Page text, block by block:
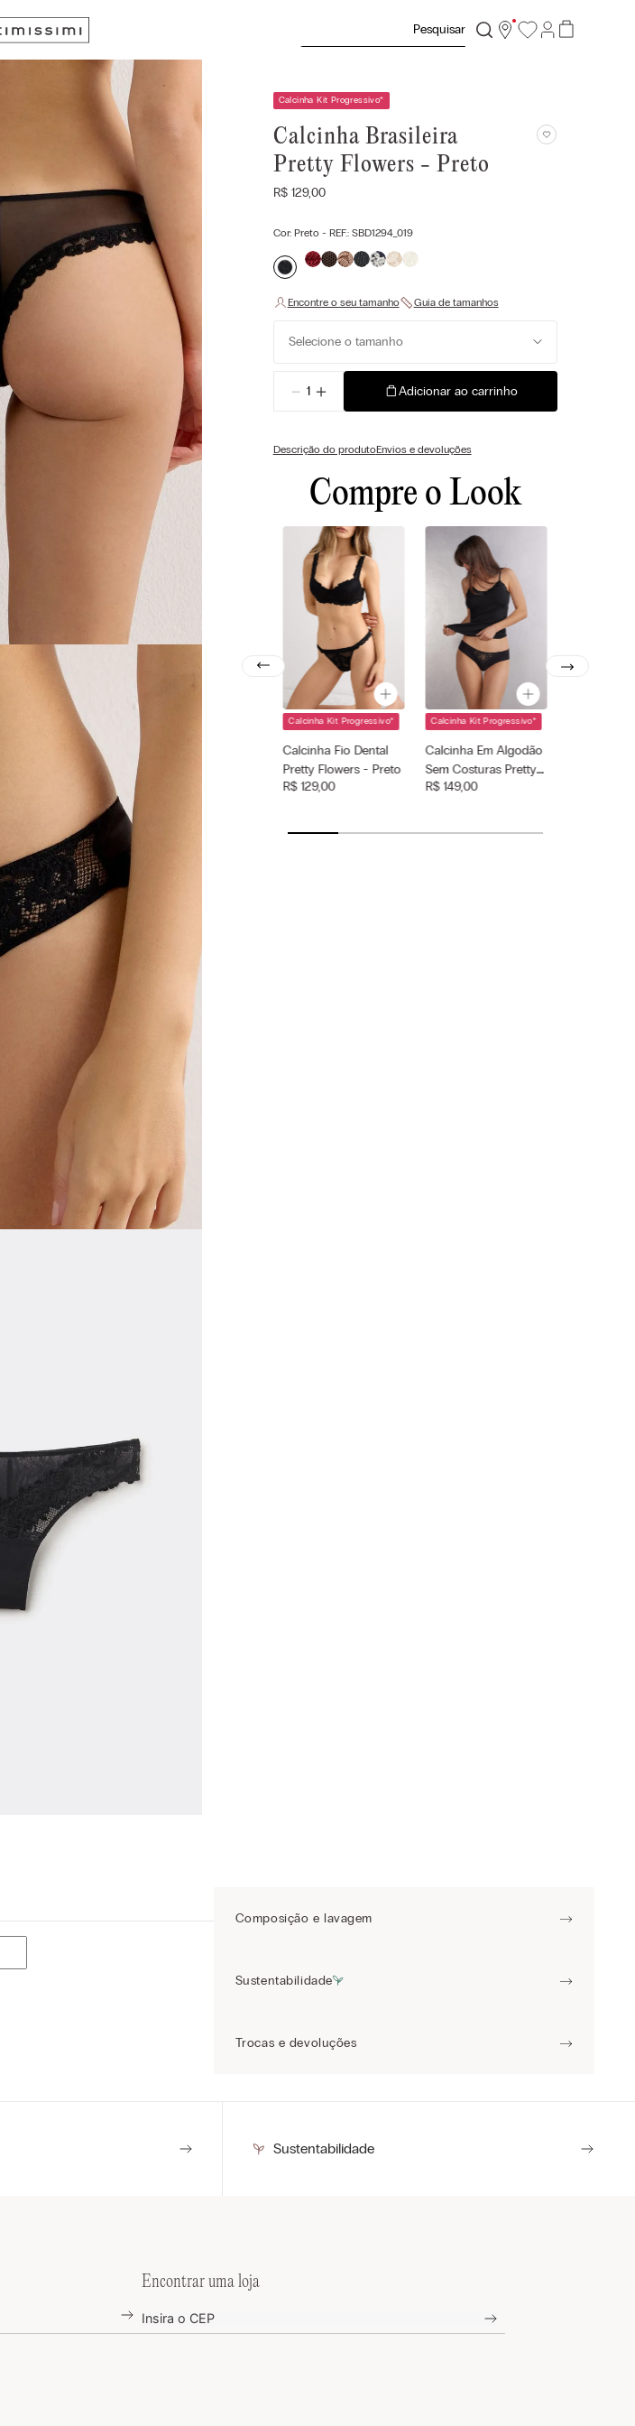
Calcinha Kit Progressivo*
Calcinha Brasileira
Pretty Flowers - Preto
R$ 129,00
Cor: Preto- REF.: SBD1294_019
Selecione o tamanho
＋
－ Adicionar ao carrinho
Descrição do produtoEnvios e devoluções
Compre o Look
Cor selecionada
Preto - 019 -
Nero
Tamanho
Calcinha Kit Progressivo*
Calcinha Fio Dental
Pretty Flowers - Preto
R$ 129,00
Cor selecionada
Preto - 019 -
Nero
Tamanho
Calcinha Kit Progressivo*
Calcinha Em Algodão
Sem Costuras Pretty
Flowers - Preto
R$ 149,00
Composição e lavagem
Sustentabilidade
Trocas e devoluções
Sustentabilidade
Encontrar uma loja